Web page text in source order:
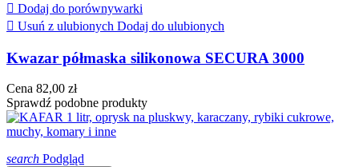
 Dodaj do porównywarki
 Usuń z ulubionych Dodaj do ulubionych
Kwazar półmaska silikonowa SECURA 3000
Cena 82,00 zł
Sprawdź podobne produkty
search Podgląd